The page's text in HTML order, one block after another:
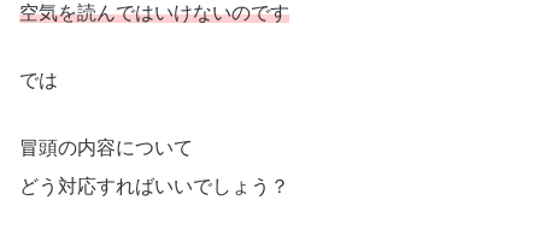
空気を読んではいけないのです
では
冒頭の内容について
どう対応すればいいでしょう？